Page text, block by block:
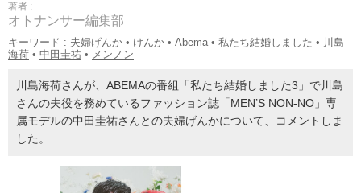
著者 :
オトナンサー編集部
キーワード : 夫婦げんか • けんか • Abema• 私たち結婚しました • 川島
海荷 • 中田圭祐 • メンノン
川島海荷さんが、ABEMAの番組「私たち結婚しました3」で川島
さんの夫役を務めているファッション誌「MEN’S NON-NO」専
属モデルの中田圭祐さんとの夫婦げんかについて、コメントしま
した。